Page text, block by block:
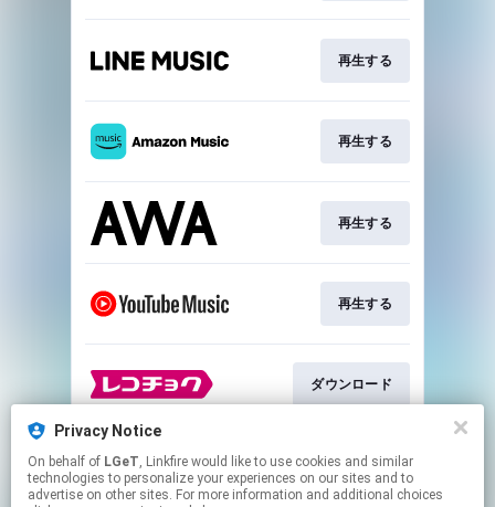
Privacy Notice
On behalf of LGeT, Linkfire would like to use cookies and similar
technologies to personalize your experiences on our sites and to
advertise on other sites. For more information and additional choices
再生する
再生する
再生する
再生する
ダウンロード
ダウンロード